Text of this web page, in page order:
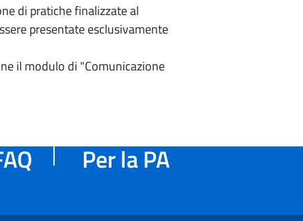
di pratiche finalizzate al
presentate esclusivamente
il modulo di "Comunicazione
Per la PA